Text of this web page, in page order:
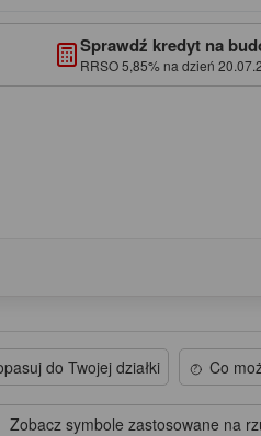
Sprawdź kredyt na
RRSO 5,85% na dzień
do Twojej działki Co
Zobacz symbole zastosowane na